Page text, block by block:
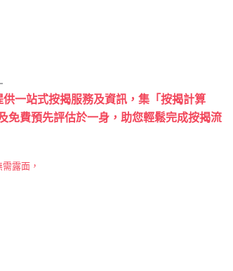
供一站式按揭服務及資訊，集「按揭計算
免費預先評估於一身，助您輕鬆完成按揭流
露面，